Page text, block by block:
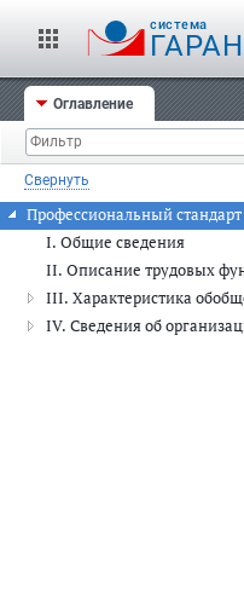
cистема
Оглавление
Свернуть
Профессиональный
I. Общие сведения
II. Описание трудовых
III. Характеристика
IV. Сведения об